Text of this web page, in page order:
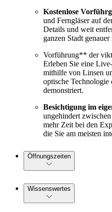
Kostenlose
und Ferngläser auf
Details und weit
ganzen Stadt
Vorführung** der
Erleben Sie eine
mithilfe von Linsen
optische Technologie
demonstriert.
Besichtigung im
ungehindert
mehr Zeit bei den
die Sie am meisten
Öffnungszeiten
Wissenswertes